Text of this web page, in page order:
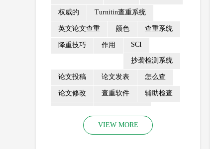
权威的 Turnitin查重系统
英文论文查重 颜色 查重系统
降重技巧 作用 SCI
抄袭检测系统
论文投稿 论文发表 怎么查
论文修改 查重软件 辅助检查
发票申请 收录 turn
VIEW MORE